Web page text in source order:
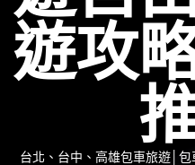
遊攻
台北、台中、高雄包車旅遊│